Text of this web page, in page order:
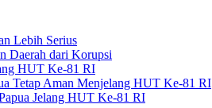
Lebih Serius
Daerah dari Korupsi
HUT Ke-81 RI
Tetap Aman Menjelang HUT Ke-81 RI
Jelang HUT Ke-81 RI